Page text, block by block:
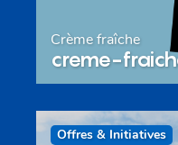
Crème fraîche
creme-
Offres & Initiatives